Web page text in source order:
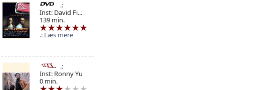
Inst: David Fi...
139 min.
Læs mere
Inst: Ronny Yu
0 min.